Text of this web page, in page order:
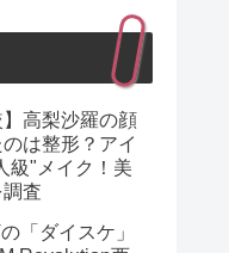
】高梨沙羅の顔
は整形？アイ
級"メイク！美
査
「ダイスケ」